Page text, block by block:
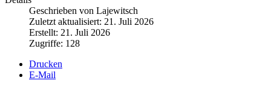
Geschrieben von Lajewitsch
Zuletzt aktualisiert: 21. Juli 2026
Erstellt: 21. Juli 2026
Zugriffe: 128
Drucken
E-Mail